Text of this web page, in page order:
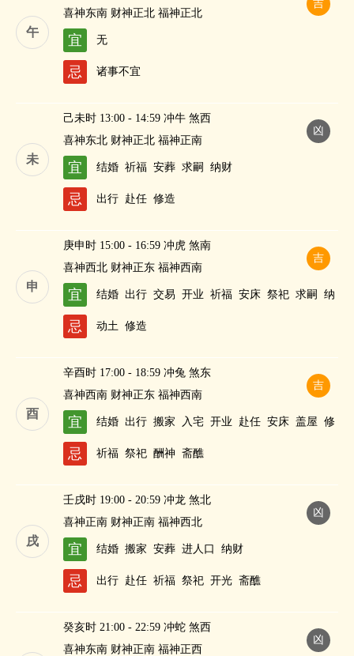
午
吉
喜神东南 财神正北 福神正北
宜 无
忌 诸事不宜
未
凶
己未时 13:00 - 14:59 冲牛 煞西
喜神东北 财神正北 福神正南
宜 结婚 祈福 安葬 求嗣 纳财
忌 出行 赴任 修造
申
吉
庚申时 15:00 - 16:59 冲虎 煞南
喜神西北 财神正东 福神西南
宜 结婚 出行 交易 开业 祈福 安床 祭祀 求嗣
纳
财
忌 动土 修造
酉
吉
辛酉时 17:00 - 18:59 冲兔 煞东
喜神西南 财神正东 福神西南
宜 结婚 出行 搬家 入宅 开业 赴任 安床 盖屋 修
造
纳财
忌 祈福 祭祀 酬神 斋醮
戌
凶
壬戌时 19:00 - 20:59 冲龙 煞北
喜神正南 财神正南 福神西北
宜 结婚 搬家 安葬 进人口 纳财
忌 出行 赴任 祈福 祭祀 开光 斋醮
凶
癸亥时 21:00 - 22:59 冲蛇 煞西
喜神东南 财神正南 福神正西